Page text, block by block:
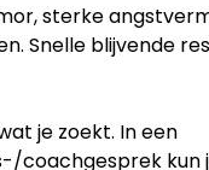
sterke
Snelle blijvende
je zoekt. In een
coachgesprek kun